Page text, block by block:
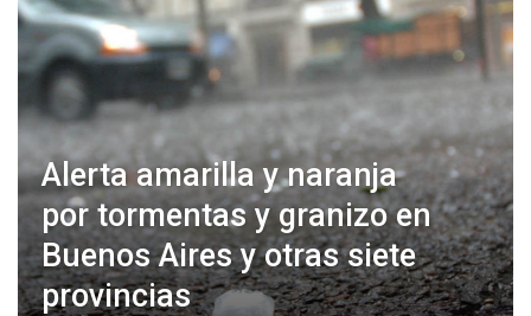
Alerta amarilla y naranja
por tormentas y granizo en
Buenos Aires y otras siete
provincias